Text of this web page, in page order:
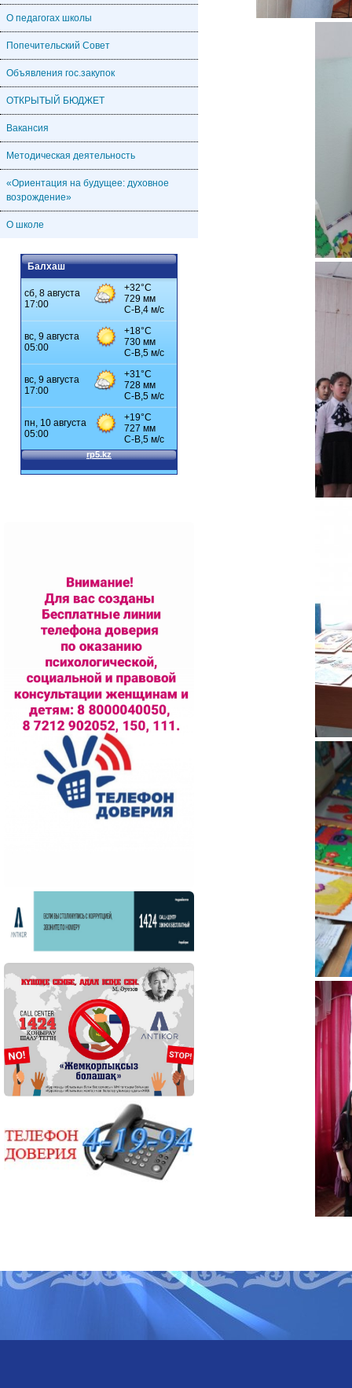
О педагогах школы
Попечительский Совет
Объявления гос.закупок
ОТКРЫТЫЙ БЮДЖЕТ
Вакансия
Методическая деятельность
«Ориентация на будущее: духовное
возрождение»
О школе
Балхаш